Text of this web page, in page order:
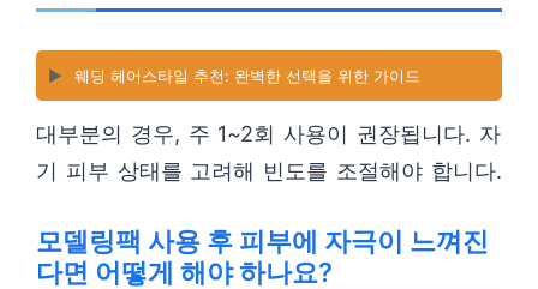
▶️ 웨딩 헤어스타일 추천: 완벽한 선택을 위한 가이드
대부분의 경우, 주 1~2회 사용이 권장됩니다. 자
기 피부 상태를 고려해 빈도를 조절해야 합니다.
모델링팩 사용 후 피부에 자극이 느껴진
다면 어떻게 해야 하나요?